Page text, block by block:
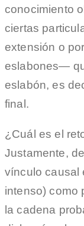
conocimiento
ciertas
extensión o
eslabones—
eslabón, es
final.
¿Cuál es el
Justamente,
vínculo causal
intenso) como
la cadena